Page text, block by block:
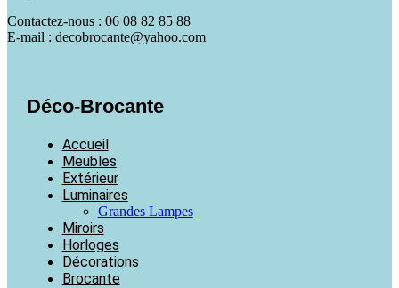
Contactez-nous : 06 08 82 85 88
E-mail : decobrocante@yahoo.com
Déco-Brocante
Accueil
Meubles
Extérieur
Luminaires
Grandes Lampes
Miroirs
Horloges
Décorations
Brocante